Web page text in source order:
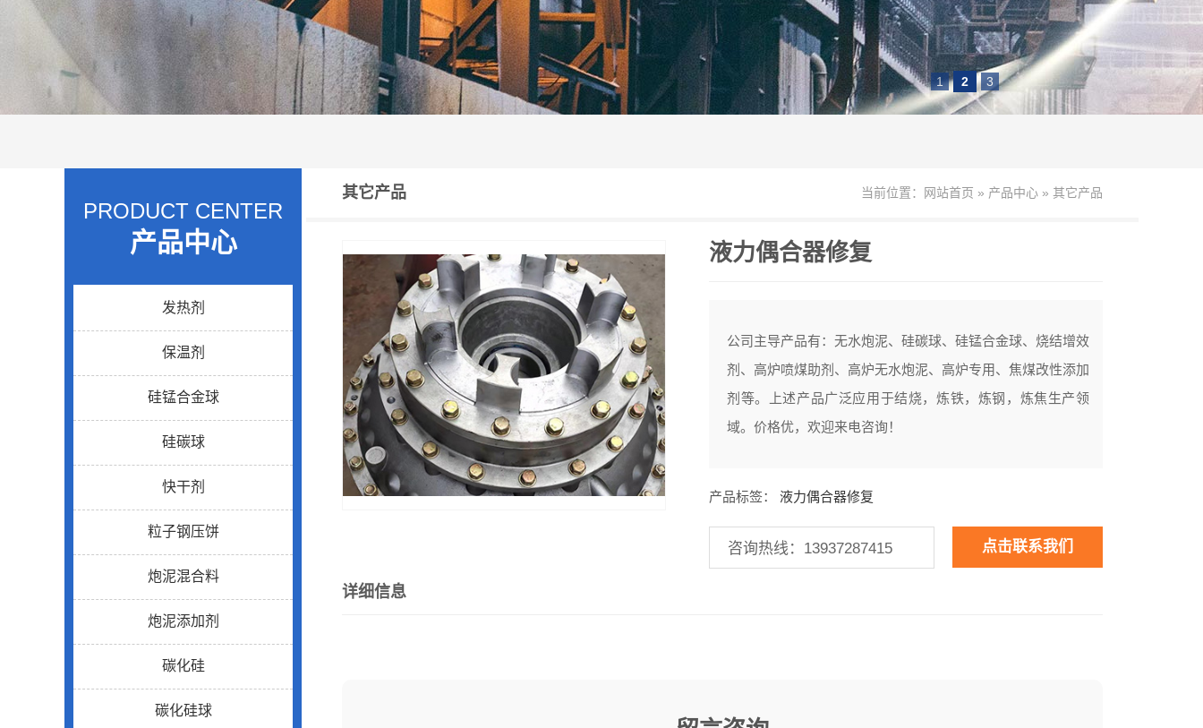
1 2 3
PRODUCT CENTER
产品中心
发热剂
保温剂
硅锰合金球
硅碳球
快干剂
粒子钢压饼
炮泥混合料
炮泥添加剂
碳化硅
碳化硅球
其它产品 当前位置： 网站首页 » 产品中心 » 其它产品
液力偶合器修复
公司主导产品有：无水炮泥、硅碳球、硅锰合金球、烧结增效
剂、高炉喷煤助剂、高炉无水炮泥、高炉专用、焦煤改性添加
剂等。上述产品广泛应用于结烧，炼铁，炼钢，炼焦生产领
域。价格优，欢迎来电咨询！
产品标签： 液力偶合器修复
咨询热线：13937287415 点击联系我们
详细信息